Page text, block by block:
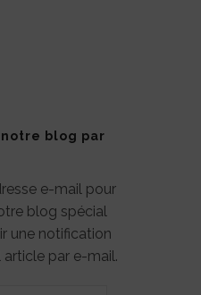
notre blog par
e-mail pour
blog spécial
une notification
par e-mail.